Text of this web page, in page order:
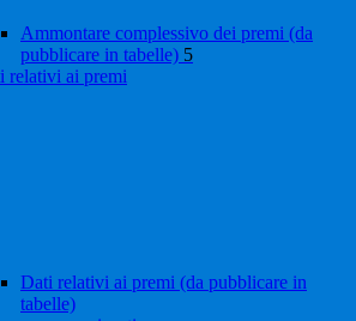
Ammontare complessivo dei premi (da
pubblicare in tabelle) 5
relativi ai premi
Dati relativi ai premi (da pubblicare in
tabelle)